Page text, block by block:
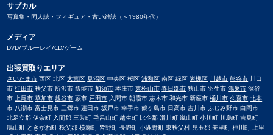
サブカル
写真集・同人誌・フィギュア・古い雑誌（～1980年代）
メディア
DVD/ブルーレイ/CD/ゲーム
出張買取りエリア
さいたま市 西区 北区大宮区 見沼区 中央区 桜区浦和区 南区 緑区岩槻区 川越市 熊谷市 川口
市行田市 秩父市 所沢市 飯能市加須市 本庄市東松山市 春日部市 狭山市 羽生市鴻巣市 深谷
市上尾市 草加市 越谷市 蕨市 戸田市 入間市 朝霞市 志木市 和光市 新座市桶川市 久喜市 北本
市 八潮市 富士見市 三郷市 蓮田市坂戸市 幸手市鶴ヶ島市 日高市 吉川市 ふじみ野市 白岡市
北足立郡 伊奈町 入間郡 三芳町 毛呂山町 越生町 比企郡 滑川町 嵐山町 小川町 川島町 吉見町
鳩山町 ときがわ町 秩父郡 横瀬町 皆野町 長瀞町 小鹿野町 東秩父村 児玉郡 美里町 神川町 上里